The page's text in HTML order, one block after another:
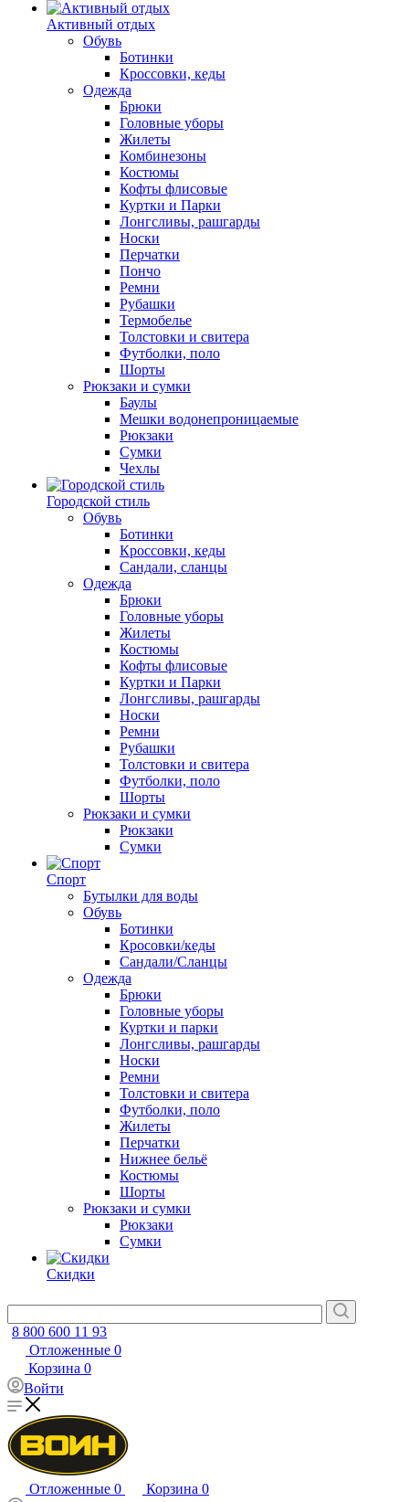
Активный отдых
Обувь
Ботинки
Кроссовки, кеды
Одежда
Брюки
Головные уборы
Жилеты
Комбинезоны
Костюмы
Кофты флисовые
Куртки и Парки
Лонгсливы, рашгарды
Носки
Перчатки
Пончо
Ремни
Рубашки
Термобелье
Толстовки и свитера
Футболки, поло
Шорты
Рюкзаки и сумки
Баулы
Мешки водонепроницаемые
Рюкзаки
Сумки
Чехлы
Городской стиль
Обувь
Ботинки
Кроссовки, кеды
Сандали, сланцы
Одежда
Брюки
Головные уборы
Жилеты
Костюмы
Кофты флисовые
Куртки и Парки
Лонгсливы, рашгарды
Носки
Ремни
Рубашки
Толстовки и свитера
Футболки, поло
Шорты
Рюкзаки и сумки
Рюкзаки
Сумки
Спорт
Бутылки для воды
Обувь
Ботинки
Кросовки/кеды
Сандали/Сланцы
Одежда
Брюки
Головные уборы
Куртки и парки
Лонгсливы, рашгарды
Носки
Ремни
Толстовки и свитера
Футболки, поло
Жилеты
Перчатки
Нижнее бельё
Костюмы
Шорты
Рюкзаки и сумки
Рюкзаки
Сумки
Скидки
8 800 600 11 93
Отложенные 0
Корзина 0
Войти
Отложенные 0 Корзина 0